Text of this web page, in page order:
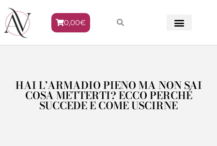
0,00€
HAI L’ARMADIO PIENO MA NON SAI
COSA METTERTI? ECCO PERCHÉ
SUCCEDE E COME USCIRNE